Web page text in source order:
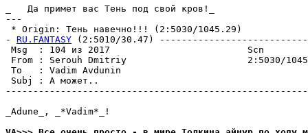
_   Да примет вас Тень под свой кpов!_
---
* Origin: Тень навечно!!! (2:5030/1045.29)
- RU.FANTASY (2:5010/30.47)
Msg  : 104 из 2017                         Scn
From : Serouh Dmitriy                      2:5030/
To   : Vadim Avdunin
Subj : А может..
_Adune_, _*Vadim*_!